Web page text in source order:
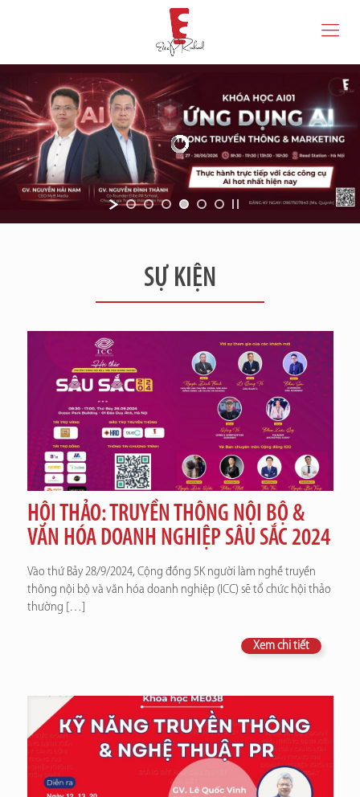
SỰ KIỆN
HỘI THẢO: TRUYỀN THÔNG NỘI BỘ &
VĂN HÓA DOANH NGHIỆP SÂU SẮC 2024
Vào thứ Bảy 28/9/2024, Cộng đồng 5K người làm nghề truyền
thông nội bộ và văn hóa doanh nghiệp (ICC) sẽ tổ chức hội thảo
thường […]
Xem chi tiết